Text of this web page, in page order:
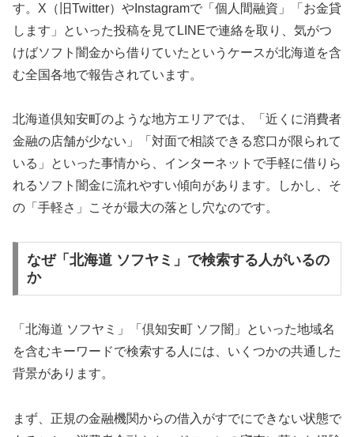
す。X（旧Twitter）やInstagramで「個人間融資」「お金貸
します」といった投稿を見てLINEで連絡を取り、気がつ
けばソフト闇金から借りていたというケースが北海道を含
む全国各地で報告されています。
北海道倶知安町のような地方エリアでは、「近くに消費者
金融の店舗が少ない」「対面で相談できる窓口が限られて
いる」といった事情から、インターネットで手軽に借りら
れるソフト闇金に流れやすい傾向があります。しかし、そ
の「手軽さ」こそが最大の落とし穴なのです。
なぜ「北海道 ソフヤミ」で検索する人がいるの
か
「北海道 ソフヤミ」「倶知安町 ソフ闇」といった地域名
を含むキーワードで検索する人には、いくつかの共通した
背景があります。
まず、正規の金融機関からの借入がすでにできない状態で